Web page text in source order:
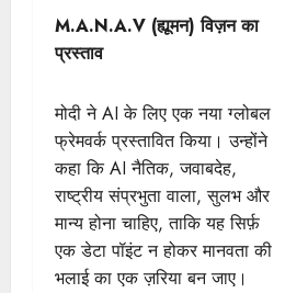
M.A.N.A.V (ह्यूमन) विज़न का
प्रस्ताव
मोदी ने AI के लिए एक नया ग्लोबल
फ्रेमवर्क प्रस्तावित किया। उन्होंने
कहा कि AI नैतिक, जवाबदेह,
राष्ट्रीय संप्रभुता वाला, सुलभ और
मान्य होना चाहिए, ताकि यह सिर्फ़
एक डेटा पॉइंट न होकर मानवता की
भलाई का एक ज़रिया बन जाए।